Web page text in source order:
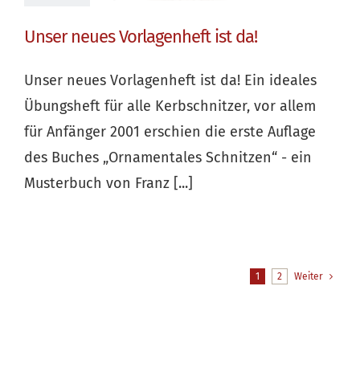
Unser neues Vorlagenheft ist da!
Unser neues Vorlagenheft ist da! Ein ideales
Übungsheft für alle Kerbschnitzer, vor allem
für Anfänger 2001 erschien die erste Auflage
des Buches „Ornamentales Schnitzen“ - ein
Musterbuch von Franz [...]
1 2 Weiter